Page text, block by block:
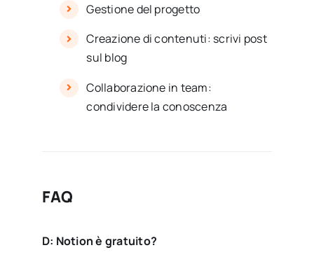
Gestione del progetto
Creazione di contenuti: scrivi post
sul blog
Collaborazione in team:
condividere la conoscenza
FAQ
D: Notion è gratuito?